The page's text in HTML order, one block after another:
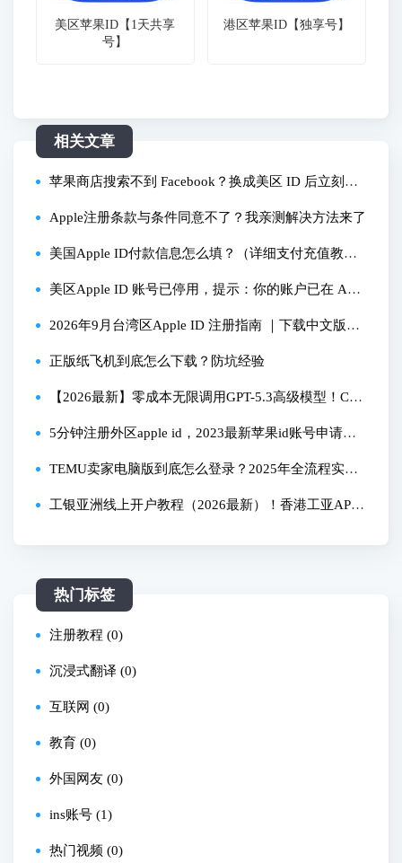
美区苹果ID【1天共享
号】
港区苹果ID【独享号】
相关文章
苹果商店搜索不到 Facebook？换成美区 ID 后立刻能
搜到，附注册教程
Apple注册条款与条件同意不了？我亲测解决方法来了
美国Apple ID付款信息怎么填？（详细支付充值教
程）
美区Apple ID 账号已停用，提示：你的账户已在 App
Store 和 iTunes 中被禁用 和 你的账户已被锁定，因此
无法登陆，解决方法
2026年9月台湾区Apple ID 注册指南 ｜下载中文版币
安App必备｜Binance.US如何设置中文？
正版纸飞机到底怎么下载？防坑经验
【2026最新】零成本无限调用GPT-5.3高级模型！Chat
GPT免费额度+CLIProxyAPIPlus 完整部署教程
5分钟注册外区apple id，2023最新苹果id账号申请教
程，注册香港/台湾apple id 教学
TEMU卖家电脑版到底怎么登录？2025年全流程实测
攻略
工银亚洲线上开户教程（2026最新）！香港工亚APP
免费内地取款？工行如何汇款工亚？开户6个月后可申
请工银亚洲信用
热门标签
注册教程 (0)
沉浸式翻译 (0)
互联网 (0)
教育 (0)
外国网友 (0)
ins账号 (1)
热门视频 (0)